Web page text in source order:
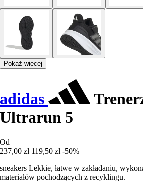
Pokaż więcej
adidas
Ultrarun 5
Od
237,00 zł 119,50 zł -50%
sneakers Lekkie, łatwe w zakładaniu,
materiałów pochodzących z recyklingu.